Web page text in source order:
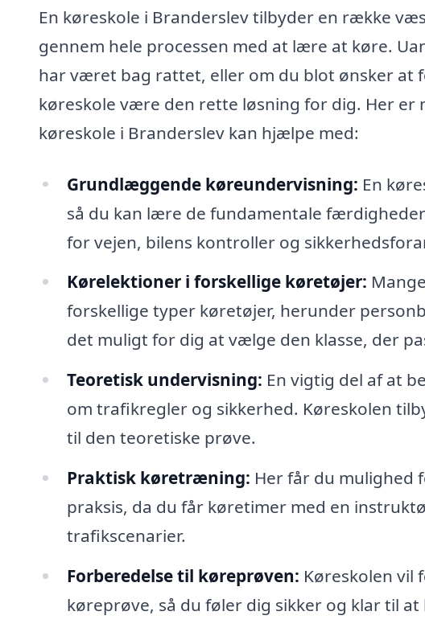
En køreskole i Branderslev tilbyder en række
gennem hele processen med at lære at køre.
har været bag rattet, eller om du blot ønsker at
køreskole være den rette løsning for dig. Her er
køreskole i Branderslev kan hjælpe med:
Grundlæggende køreundervisning: En
så du kan lære de fundamentale
for vejen, bilens kontroller og
Kørelektioner i forskellige køretøjer:
forskellige typer køretøjer, herunder
det muligt for dig at vælge den klasse, der
Teoretisk undervisning: En vigtig del af at
om trafikregler og sikkerhed. Køreskolen
til den teoretiske prøve.
Praktisk køretræning: Her får du mulighed
praksis, da du får køretimer med en
trafikscenarier.
Forberedelse til køreprøven: Køreskolen vil
køreprøve, så du føler dig sikker og klar til at